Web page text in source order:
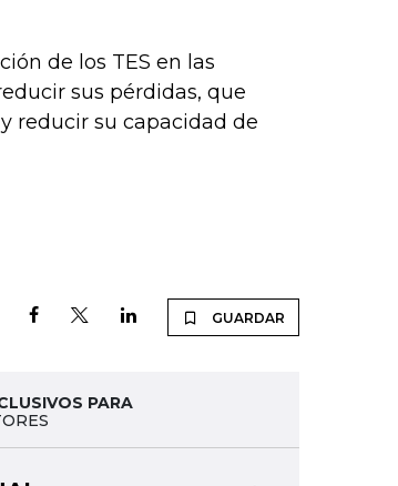
de los TES en las
sus pérdidas, que
reducir su capacidad de
GUARDAR
PARA